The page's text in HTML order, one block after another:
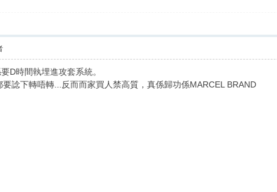
D時間執埋進攻套系統。
諗下轉唔轉...反而而家買人禁高質，真係歸功係MARCEL BRAND